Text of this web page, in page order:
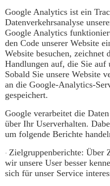
Google Analytics ist ein
Datenverkehrsanalyse
Google Analytics
den Code unserer Website
Website besuchen, zeichnet
Handlungen auf, die Sie auf
Sobald Sie unsere Website
an die Google-Analytics-
gespeichert.
Google verarbeitet die
über Ihr Userverhalten.
um folgende Berichte
· Zielgruppenberichte: Über
wir unsere User besser
sich für unser Service